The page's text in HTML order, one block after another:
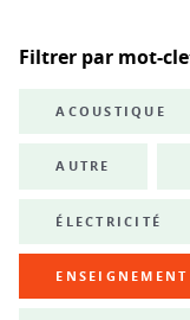
Filtrer par mot-
ACOUSTIQUE
AUTRE
ÉLECTRICITÉ
ENSEIGNEMENT